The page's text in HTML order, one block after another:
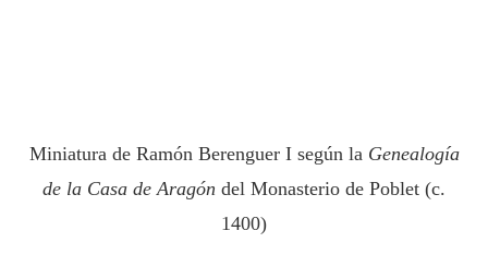
Miniatura de Ramón Berenguer I según la Genealogía
de la Casa de Aragón del Monasterio de Poblet (c.
1400)